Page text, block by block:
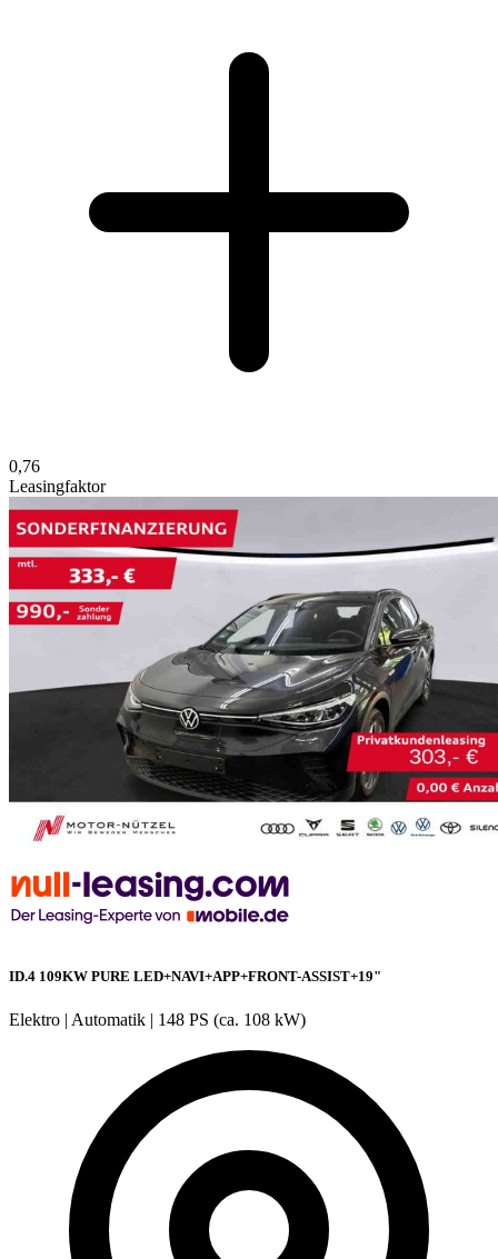
0,76
Leasingfaktor
ID.4 109KW PURE LED+NAVI+APP+FRONT-ASSIST+19"
Elektro | Automatik | 148 PS (ca. 108 kW)